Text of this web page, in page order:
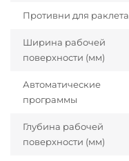
Противни для раклета
Ширина рабочей
поверхности (мм)
Автоматические
программы
Глубина рабочей
поверхности (мм)